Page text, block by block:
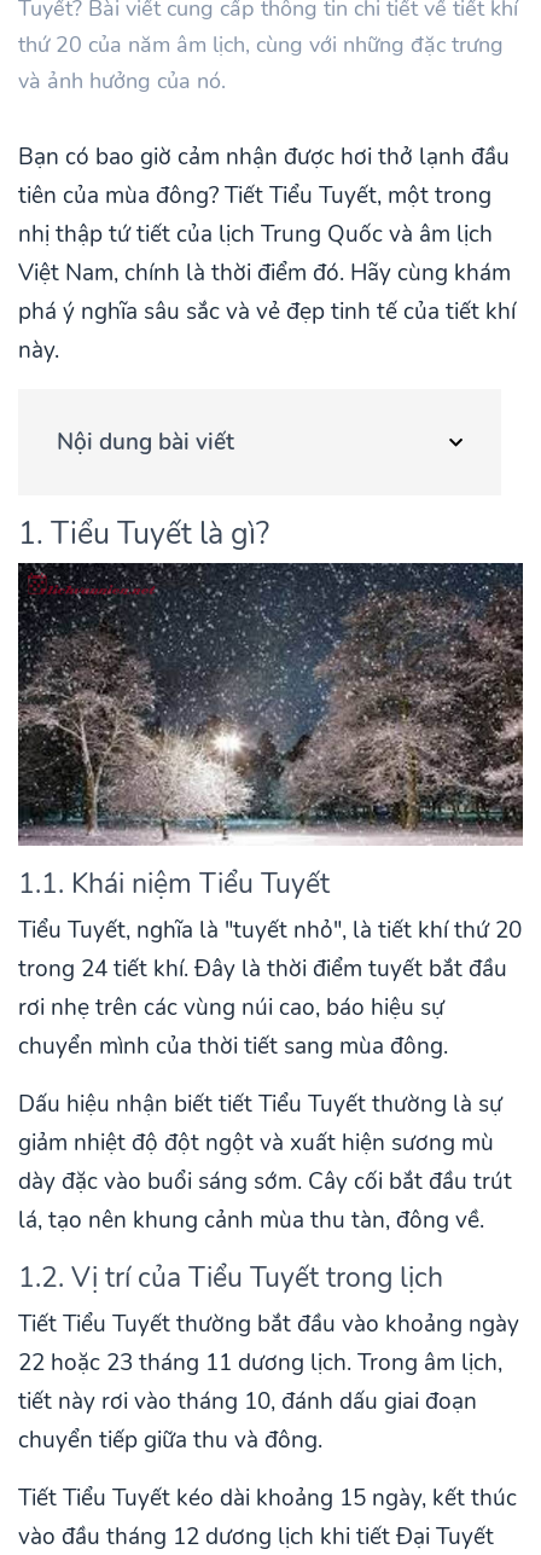
Tuyết? Bài viết cung cấp thông tin chi tiết về tiết khí
thứ 20 của năm âm lịch, cùng với những đặc trưng
và ảnh hưởng của nó.
Bạn có bao giờ cảm nhận được hơi thở lạnh đầu
tiên của mùa đông? Tiết Tiểu Tuyết, một trong
nhị thập tứ tiết của lịch Trung Quốc và âm lịch
Việt Nam, chính là thời điểm đó. Hãy cùng khám
phá ý nghĩa sâu sắc và vẻ đẹp tinh tế của tiết khí
này.
Nội dung bài viết
1. Tiểu Tuyết là gì?
1.1. Khái niệm Tiểu Tuyết
Tiểu Tuyết, nghĩa là "tuyết nhỏ", là tiết khí thứ 20
trong 24 tiết khí. Đây là thời điểm tuyết bắt đầu
rơi nhẹ trên các vùng núi cao, báo hiệu sự
chuyển mình của thời tiết sang mùa đông.
Dấu hiệu nhận biết tiết Tiểu Tuyết thường là sự
giảm nhiệt độ đột ngột và xuất hiện sương mù
dày đặc vào buổi sáng sớm. Cây cối bắt đầu trút
lá, tạo nên khung cảnh mùa thu tàn, đông về.
1.2. Vị trí của Tiểu Tuyết trong lịch
Tiết Tiểu Tuyết thường bắt đầu vào khoảng ngày
22 hoặc 23 tháng 11 dương lịch. Trong âm lịch,
tiết này rơi vào tháng 10, đánh dấu giai đoạn
chuyển tiếp giữa thu và đông.
Tiết Tiểu Tuyết kéo dài khoảng 15 ngày, kết thúc
vào đầu tháng 12 dương lịch khi tiết Đại Tuyết